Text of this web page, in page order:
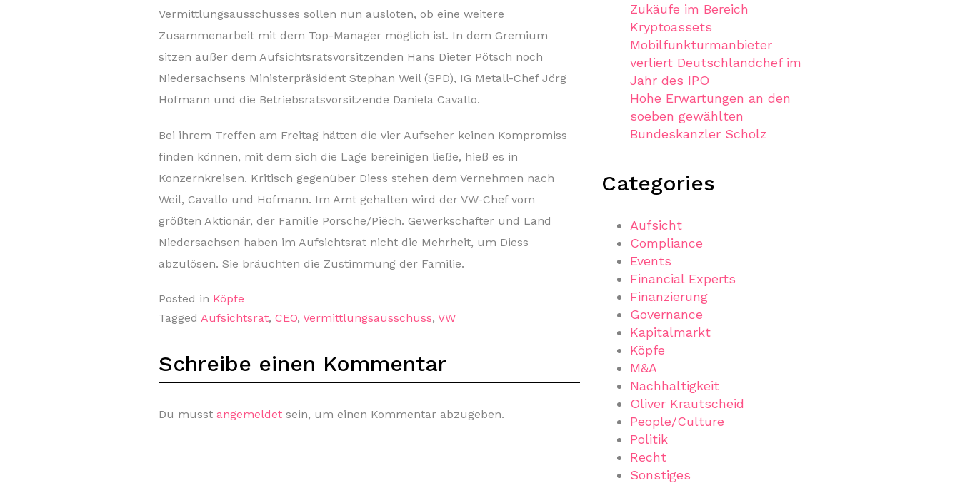
Vermittlungsausschusses sollen nun ausloten, ob eine weitere
Zusammenarbeit mit dem Top-Manager möglich ist. In dem Gremium
sitzen außer dem Aufsichtsratsvorsitzenden Hans Dieter Pötsch noch
Niedersachsens Ministerpräsident Stephan Weil (SPD), IG Metall-Chef Jörg
Hofmann und die Betriebsratsvorsitzende Daniela Cavallo.
Bei ihrem Treffen am Freitag hätten die vier Aufseher keinen Kompromiss
finden können, mit dem sich die Lage bereinigen ließe, hieß es in
Konzernkreisen. Kritisch gegenüber Diess stehen dem Vernehmen nach
Weil, Cavallo und Hofmann. Im Amt gehalten wird der VW-Chef vom
größten Aktionär, der Familie Porsche/Piëch. Gewerkschafter und Land
Niedersachsen haben im Aufsichtsrat nicht die Mehrheit, um Diess
abzulösen. Sie bräuchten die Zustimmung der Familie.
Posted in Köpfe
Tagged Aufsichtsrat, CEO, Vermittlungsausschuss, VW
Schreibe einen Kommentar
Du musst angemeldet sein, um einen Kommentar abzugeben.
Zukäufe im Bereich
Kryptoassets
Mobilfunkturmanbieter
verliert Deutschlandchef im
Jahr des IPO
Hohe Erwartungen an den
soeben gewählten
Bundeskanzler Scholz
Categories
Aufsicht
Compliance
Events
Financial Experts
Finanzierung
Governance
Kapitalmarkt
Köpfe
M&A
Nachhaltigkeit
Oliver Krautscheid
People/Culture
Politik
Recht
Sonstiges